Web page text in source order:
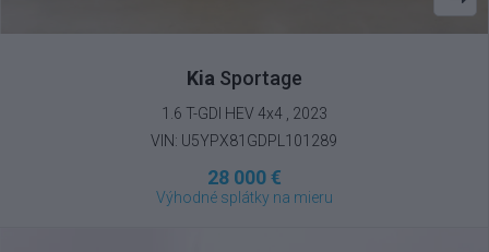
Kia Sportage
1.6 T-GDI HEV 4x4 , 2023
VIN: U5YPX81GDPL101289
28 000 €
Výhodné splátky na mieru